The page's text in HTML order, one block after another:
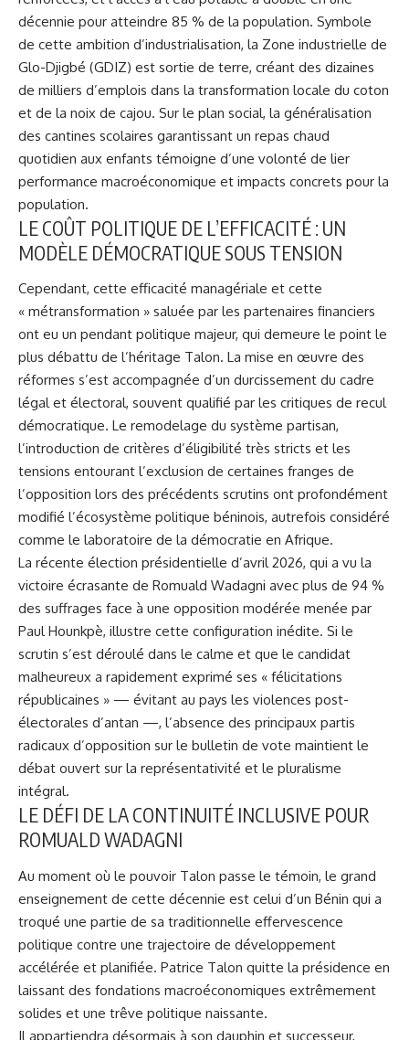
décennie pour atteindre 85 % de la population. Symbole
de cette ambition d’industrialisation, la Zone industrielle de
Glo-Djigbé (GDIZ) est sortie de terre, créant des dizaines
de milliers d’emplois dans la transformation locale du coton
et de la noix de cajou. Sur le plan social, la généralisation
des cantines scolaires garantissant un repas chaud
quotidien aux enfants témoigne d’une volonté de lier
performance macroéconomique et impacts concrets pour la
population.
LE COÛT POLITIQUE DE L’EFFICACITÉ : UN
MODÈLE DÉMOCRATIQUE SOUS TENSION
Cependant, cette efficacité managériale et cette
« métransformation » saluée par les partenaires financiers
ont eu un pendant politique majeur, qui demeure le point le
plus débattu de l’héritage Talon. La mise en œuvre des
réformes s’est accompagnée d’un durcissement du cadre
légal et électoral, souvent qualifié par les critiques de recul
démocratique. Le remodelage du système partisan,
l’introduction de critères d’éligibilité très stricts et les
tensions entourant l’exclusion de certaines franges de
l’opposition lors des précédents scrutins ont profondément
modifié l’écosystème politique béninois, autrefois considéré
comme le laboratoire de la démocratie en Afrique.
La récente élection présidentielle d’avril 2026, qui a vu la
victoire écrasante de Romuald Wadagni avec plus de 94 %
des suffrages face à une opposition modérée menée par
Paul Hounkpè, illustre cette configuration inédite. Si le
scrutin s’est déroulé dans le calme et que le candidat
malheureux a rapidement exprimé ses « félicitations
républicaines » — évitant au pays les violences post-
électorales d’antan —, l’absence des principaux partis
radicaux d’opposition sur le bulletin de vote maintient le
débat ouvert sur la représentativité et le pluralisme
intégral.
LE DÉFI DE LA CONTINUITÉ INCLUSIVE POUR
ROMUALD WADAGNI
Au moment où le pouvoir Talon passe le témoin, le grand
enseignement de cette décennie est celui d’un Bénin qui a
troqué une partie de sa traditionnelle effervescence
politique contre une trajectoire de développement
accélérée et planifiée. Patrice Talon quitte la présidence en
laissant des fondations macroéconomiques extrêmement
solides et une trêve politique naissante.
Il appartiendra désormais à son dauphin et successeur,